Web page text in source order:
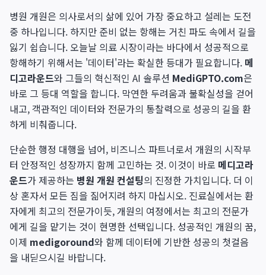
병원 개원은 의사로서의 삶에 있어 가장 중요하고 설레는 도전
중 하나입니다. 하지만 준비 없는 항해는 거친 파도 속에서 길을
잃기 쉽습니다. 오늘날 의료 시장이라는 바다에서 성공적으로
항해하기 위해서는 '데이터'라는 확실한 등대가 필요합니다. 메
디고라운드와 그들의 혁신적인 AI 솔루션 MediGPTO.com은
바로 그 등대 역할을 합니다. 막연한 두려움과 불확실성을 걷어
내고, 객관적인 데이터와 전문가의 통찰력으로 성공의 길을 환
하게 비춰줍니다.
단순한 행정 대행을 넘어, 비즈니스 파트너로서 개원의 시작부
터 안정적인 성장까지 함께 고민하는 것. 이것이 바로 메디고라
운드가 제공하는 병원 개원 컨설팅의 진정한 가치입니다. 더 이
상 혼자서 모든 짐을 짊어지려 하지 마십시오. 진료실에서는 환
자에게 최고의 전문가이듯, 개원의 여정에서는 최고의 전문가
에게 길을 맡기는 것이 현명한 선택입니다. 성공적인 개원의 꿈,
이제 medigoround와 함께 데이터에 기반한 성공의 첫걸음
을 내딛으시길 바랍니다.